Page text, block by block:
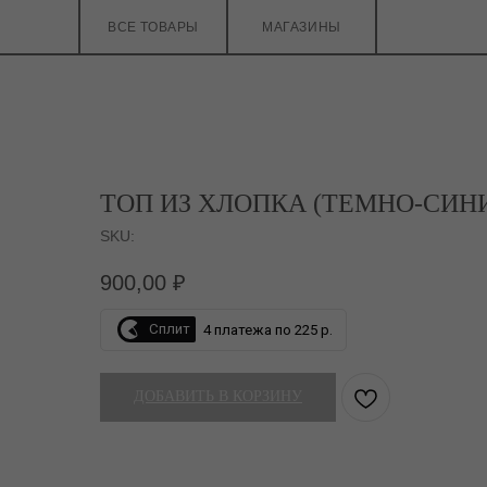
ВСЕ ТОВАРЫ МАГАЗИНЫ
ТОП ИЗ ХЛОПКА (ТЕМНО-
SKU:
900,00 ₽
Сплит 4 платежа по 225 р.